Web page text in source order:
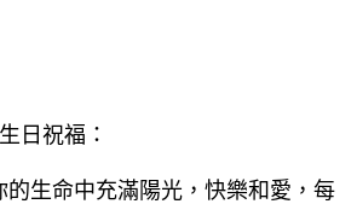
日祝福：
的生命中充滿陽光，快樂和愛，每